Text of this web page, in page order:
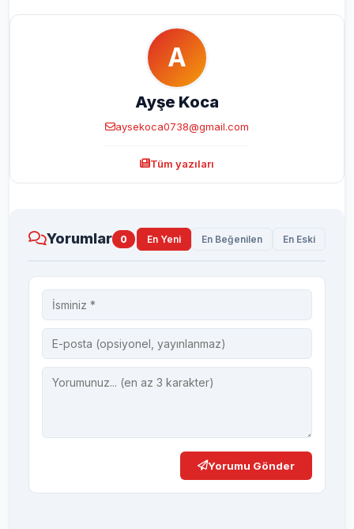
A
Ayşe Koca
aysekoca0738@gmail.com
Tüm yazıları
Yorumlar 0 En Yeni En Beğenilen En Eski
Yorumu Gönder